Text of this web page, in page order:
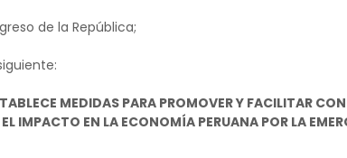
de la República;
MEDIDAS PARA PROMOVER Y FACILITAR
IMPACTO EN LA ECONOMÍA PERUANA POR LA